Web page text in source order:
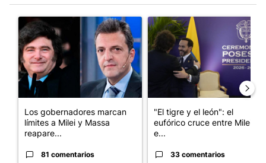
Un artículo de tendencia con el título "Los gobernadores
Los gobernadores marcan
límites a Milei y Massa
reapare...
81 comentarios
Un artículo de tendencia con
"El tigre y el león": el
eufórico cruce entre Milei y
e...
33 comentarios